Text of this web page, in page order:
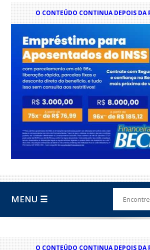
O CONTEÚDO CONTINUA DEPOIS DA
MENU ☰
O CONTEÚDO CONTINUA DEPOIS DA